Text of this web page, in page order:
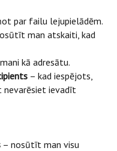
par failu lejupielādēm.
man atskaiti, kad
kā adresātu.
– kad iespējots,
nevarēsiet ievadīt
– nosūtīt man visu